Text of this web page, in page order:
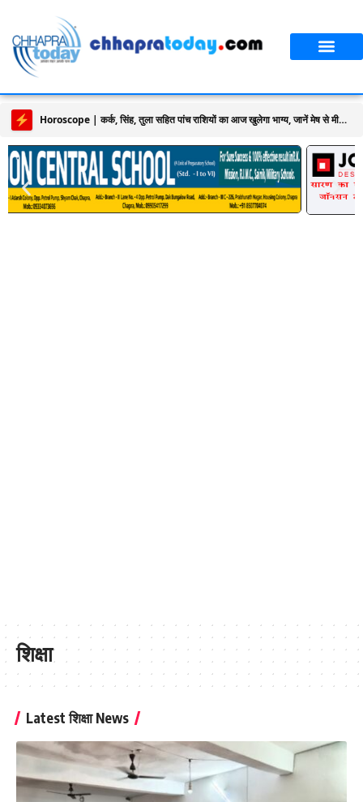
Horoscope | कर्क, सिंह, तुला सहित पांच राशियों का आज खुलेगा भाग्य, जानें मेष से मीन राशि का दैनिक राशिफल
शिक्षा
Latest शिक्षा News